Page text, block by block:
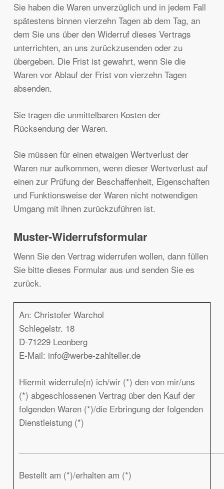
Sie haben die Waren unverzüglich und in jedem Fall
spätestens binnen vierzehn Tagen ab dem Tag, an
dem Sie uns über den Widerruf dieses Vertrags
unterrichten, an uns zurückzusenden oder zu
übergeben. Die Frist ist gewahrt, wenn Sie die
Waren vor Ablauf der Frist von vierzehn Tagen
absenden.
Sie tragen die unmittelbaren Kosten der
Rücksendung der Waren.
Sie müssen für einen etwaigen Wertverlust der
Waren nur aufkommen, wenn dieser Wertverlust auf
einen zur Prüfung der Beschaffenheit, Eigenschaften
und Funktionsweise der Waren nicht notwendigen
Umgang mit ihnen zurückzuführen ist.
Muster-Widerrufsformular
Wenn Sie den Vertrag widerrufen wollen, dann füllen
Sie bitte dieses Formular aus und senden Sie es
zurück.
An: Christofer Warchol
Schlegelstr. 18
D-71229 Leonberg
E-Mail: info@werbe-zahlteller.de
Hiermit widerrufe(n) ich/wir (*) den von mir/uns
(*) abgeschlossenen Vertrag über den Kauf der
folgenden Waren (*)/die Erbringung der folgenden
Dienstleistung (*)
Bestellt am (*)/erhalten am (*)